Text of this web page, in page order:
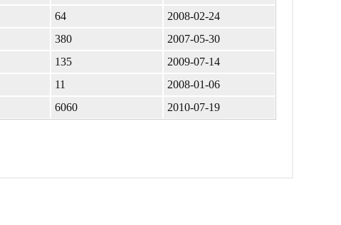
64
2008-02-24
380
2007-05-30
135
2009-07-14
11
2008-01-06
6060 2010-07-19